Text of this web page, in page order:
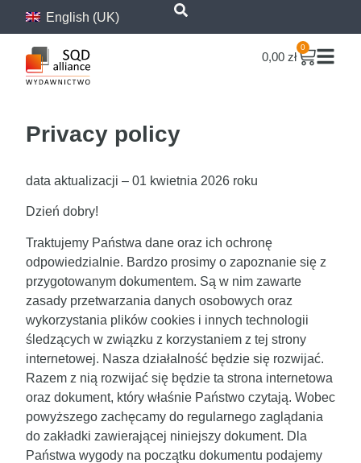
content
English (UK)
0,00 zł
0
Privacy policy
data aktualizacji – 01 kwietnia 2026 roku
Dzień dobry!
Traktujemy Państwa dane oraz ich ochronę
odpowiedzialnie. Bardzo prosimy o zapoznanie się z
przygotowanym dokumentem. Są w nim zawarte
zasady przetwarzania danych osobowych oraz
wykorzystania plików cookies i innych technologii
śledzących w związku z korzystaniem z tej strony
internetowej. Nasza działalność będzie się rozwijać.
Razem z nią rozwijać się będzie ta strona internetowa
oraz dokument, który właśnie Państwo czytają. Wobec
powyższego zachęcamy do regularnego zaglądania
do zakładki zawierającej niniejszy dokument. Dla
Państwa wygody na początku dokumentu podajemy